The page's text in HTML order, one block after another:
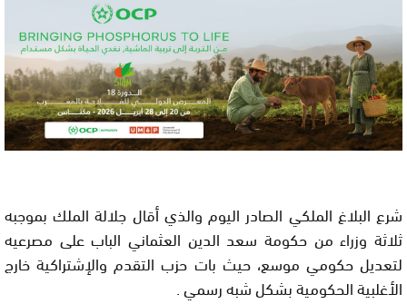
شرع البلاغ الملكي الصادر اليوم والذي أقال جلالة الملك بموجبه
ثلاثة وزراء من حكومة سعد الدين العثماني الباب على مصرعيه
لتعديل حكومي موسع، حيث بات حزب التقدم والإشتراكية خارج
الأغلبية الحكومية بشكل شبه رسمي .